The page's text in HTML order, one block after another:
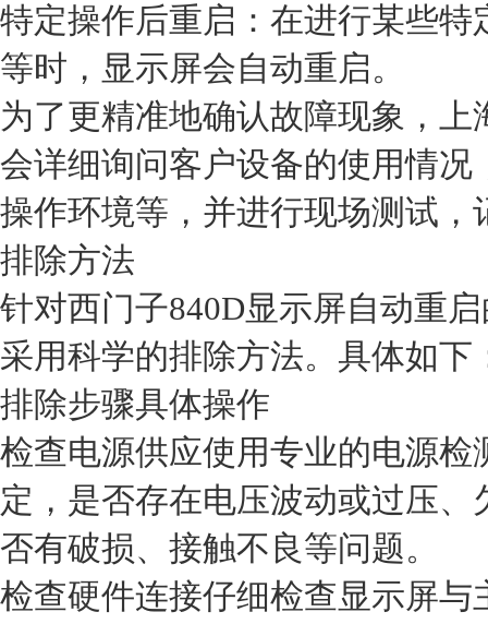
特定操作后重启：在进行某些
等时，显示屏会自动重启。
为了更精准地确认故障现象，
会详细询问客户设备的使用情
操作环境等，并进行现场测试，
排除方法
针对西门子840D显示屏自动重
采用科学的排除方法。具体如下
排除步骤具体操作
检查电源供应使用专业的电源检
定，是否存在电压波动或过压
否有破损、接触不良等问题。
检查硬件连接仔细检查显示屏与